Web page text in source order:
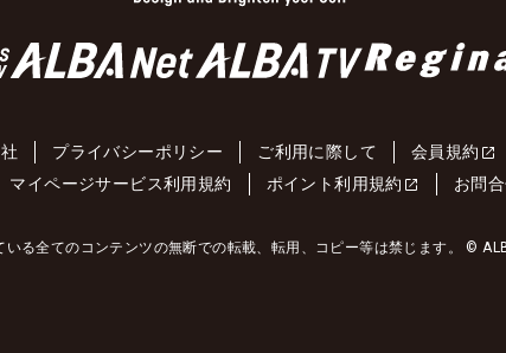
プライバシーポリシー ご利用に際して 会員規約
マイページサービス利用規約 ポイント利用規約 お問
いる全てのコンテンツの無断での転載、転用、コピー等は禁じます。 ©